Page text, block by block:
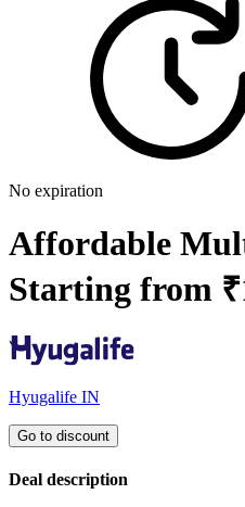
No expiration
Affordable
Starting from
Hyugalife IN
Go to discount
Deal description